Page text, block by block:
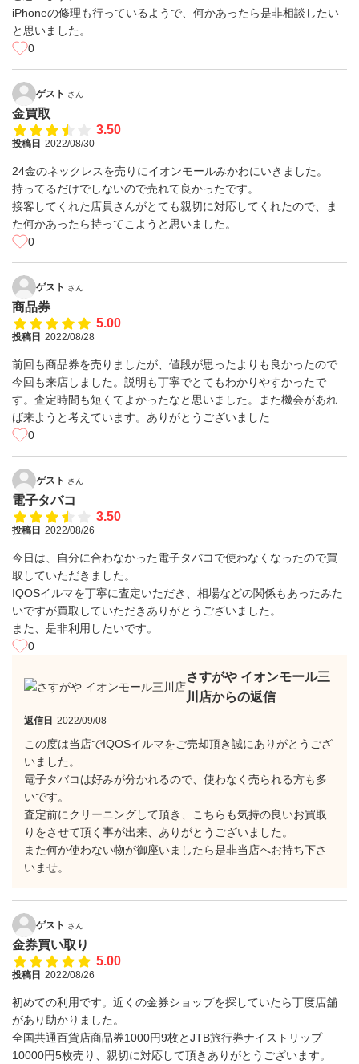
iPhoneの修理も行っているようで、何かあったら是非相談したい
と思いました。
0
ゲスト さん
金買取
3.50
投稿日 2022/08/30
24金のネックレスを売りにイオンモールみかわにいきました。
持ってるだけでしないので売れて良かったです。
接客してくれた店員さんがとても親切に対応してくれたので、ま
た何かあったら持ってこようと思いました。
0
ゲスト さん
商品券
5.00
投稿日 2022/08/28
前回も商品券を売りましたが、値段が思ったよりも良かったので
今回も来店しました。説明も丁寧でとてもわかりやすかったで
す。査定時間も短くてよかったなと思いました。また機会があれ
ば来ようと考えています。ありがとうございました
0
ゲスト さん
電子タバコ
3.50
投稿日 2022/08/26
今日は、自分に合わなかった電子タバコで使わなくなったので買
取していただきました。
IQOSイルマを丁寧に査定いただき、相場などの関係もあったみた
いですが買取していただきありがとうございました。
また、是非利用したいです。
0
さすがや イオンモール三
川店からの返信
返信日 2022/09/08
この度は当店でIQOSイルマをご売却頂き誠にありがとうござ
いました。
電子タバコは好みが分かれるので、使わなく売られる方も多
いです。
査定前にクリーニングして頂き、こちらも気持の良いお買取
りをさせて頂く事が出来、ありがとうございました。
また何か使わない物が御座いましたら是非当店へお持ち下さ
いませ。
ゲスト さん
金券買い取り
5.00
投稿日 2022/08/26
初めての利用です。近くの金券ショップを探していたら丁度店舗
があり助かりました。
全国共通百貨店商品券1000円9枚とJTB旅行券ナイストリップ
10000円5枚売り、親切に対応して頂きありがとうございます。